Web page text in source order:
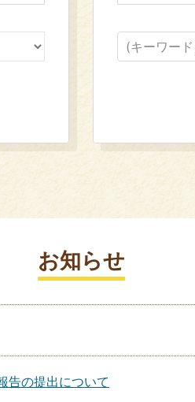
お知らせ
告の提出について